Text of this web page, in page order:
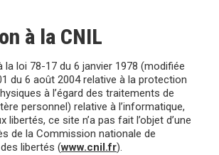
à la CNIL
loi 78-17 du 6 janvier 1978 (modifiée
du 6 août 2004 relative à la protection
à l’égard des traitements de
personnel) relative à l’informatique,
libertés, ce site n’a pas fait l’objet d’une
de la Commission nationale de
libertés (www.cnil.fr).